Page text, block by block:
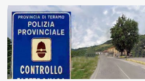
con grande successo la passione e l'energia
spettacolo si inserisce nell'ambito dei
Sant'Alfonso, il santo patrono della città. La
composta da Simone Fortuna alla batteria e
Palermo al basso e voce, Tiziano Giampieri
Salvo Vinci alla voce. Salvo Vinci è la voce